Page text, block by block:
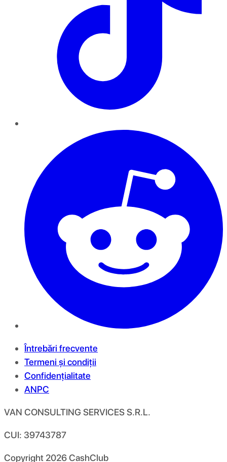
Întrebări frecvente
Termeni și condiții
Confidențialitate
ANPC
VAN CONSULTING SERVICES S.R.L.
CUI: 39743787
Copyright 2026CashClub